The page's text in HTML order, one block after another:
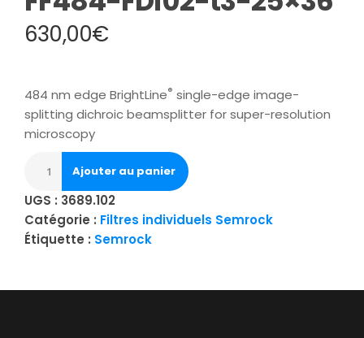
630,00€
484 nm edge BrightLine® single-edge image-
splitting dichroic beamsplitter for super-resolution
microscopy
Ajouter au panier
UGS : 3689.102
Catégorie : Filtres individuels Semrock
Étiquette : Semrock